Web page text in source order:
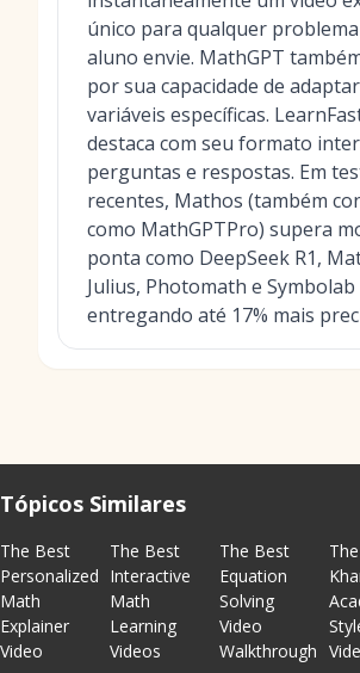
único para qualquer
aluno envie. MathGPT
por sua capacidade de
variáveis específicas.
destaca com seu formato
perguntas e respostas. Em
recentes, Mathos (também
como MathGPTPro) supera
ponta como DeepSeek R1,
Julius, Photomath e
entregando até 17% mais
Tópicos Similares
The Best
Personalized
Math
Explainer
Video
The Best
Interactive
Math
Learning
Videos
The Best
Equation
Solving
Video
Walkthrough